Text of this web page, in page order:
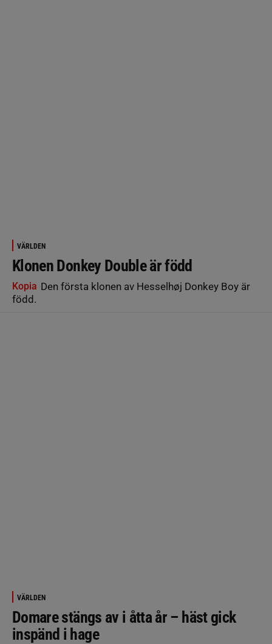
VÄRLDEN
Klonen Donkey Double är född
Kopia Den första klonen av Hesselhøj Donkey Boy är
född.
VÄRLDEN
Domare stängs av i åtta år – häst gick
inspänd i hage